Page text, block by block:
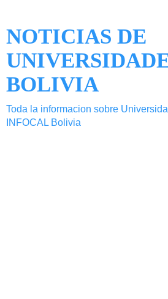
NOTICIAS DE
BOLIVIA
Toda la informacion sobre
INFOCAL Bolivia